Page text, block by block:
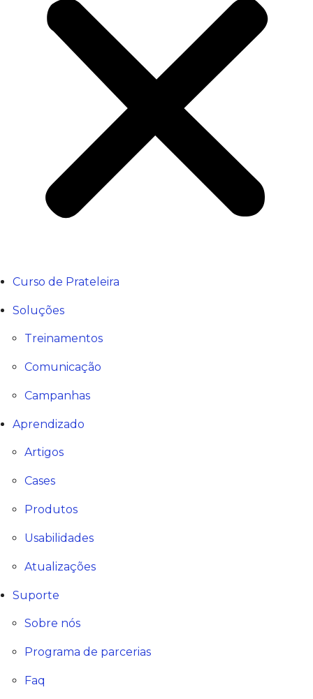
Curso de Prateleira
Soluções
Treinamentos
Comunicação
Campanhas
Aprendizado
Artigos
Cases
Produtos
Usabilidades
Atualizações
Suporte
Sobre nós
Programa de parcerias
Faq